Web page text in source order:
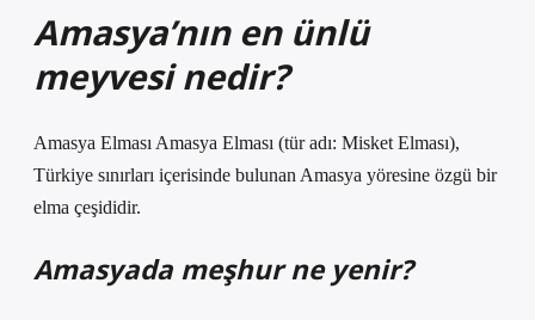
Amasya’nın en ünlü
meyvesi nedir?
Amasya Elması Amasya Elması (tür adı: Misket Elması),
Türkiye sınırları içerisinde bulunan Amasya yöresine özgü bir
elma çeşididir.
Amasyada meşhur ne yenir?